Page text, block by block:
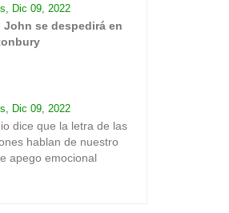
Dic 09, 2022
John se despedirá en
Dic 09, 2022
dice que la letra de las
hablan de nuestro
apego emocional